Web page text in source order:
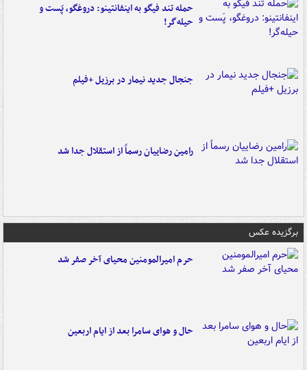
حمله تند فیگو به اینفانتینو: دروغگو، پَست‌ و
حیله‌گر!
جنجال جدید نیمار در برزیل +فیلم
رامین رضاییان رسماً از استقلال جدا شد
برگزیده عکس
حرم امیرالمومنین محیای آخر صفر شد
حال و هوای سامرا بعد از ایام اربعین